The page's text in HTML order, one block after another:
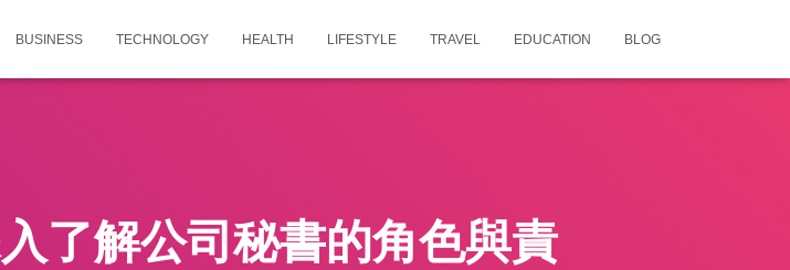
BUSINESS TECHNOLOGY HEALTH LIFESTYLE TRAVEL EDUCATION BLOG
了解公司秘書的角色與責